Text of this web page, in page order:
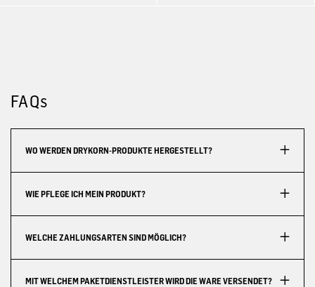
FAQs
WO WERDEN DRYKORN-PRODUKTE HERGESTELLT?
WIE PFLEGE ICH MEIN PRODUKT?
WELCHE ZAHLUNGSARTEN SIND MÖGLICH?
MIT WELCHEM PAKETDIENSTLEISTER WIRD DIE WARE VERSENDET?